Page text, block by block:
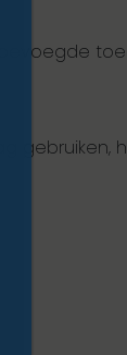
gebruiken,